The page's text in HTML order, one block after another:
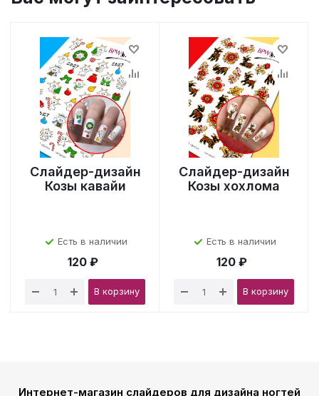
Слайдер-дизайн
Козы кавайи
Есть в наличии
120 ₽
В корзину
Слайдер-дизайн
Козы хохлома
Есть в наличии
120 ₽
В корзину
Интернет-магазин слайдеров для дизайна ногтей